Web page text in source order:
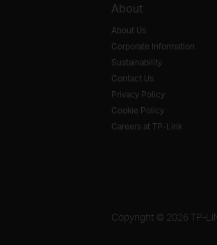
About
About Us
Corporate Information
Sustainability
Contact Us
Privacy Policy
Cookie Policy
Careers at TP-Link
Copyright © 2026 TP-